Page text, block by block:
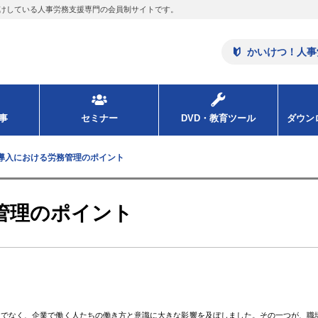
ている人事労務支援専門の会員制サイトです。
かいけつ！人
セミナー DVD・教育ツール ダウ
入における労務管理のポイント
理のポイント
く、企業で働く人たちの働き方と意識に大きな影響を及ぼしました。その一つが、職